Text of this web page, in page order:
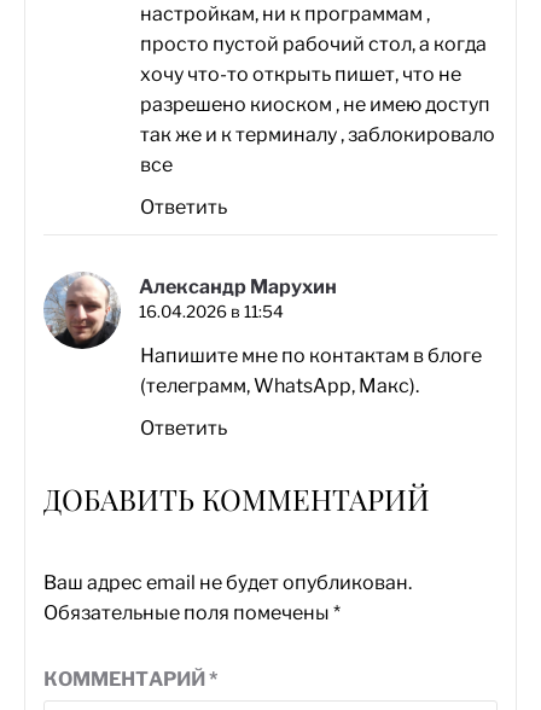
настройкам, ни к программам ,
просто пустой рабочий стол, а когда
хочу что-то открыть пишет, что не
разрешено киоском , не имею доступ
так же и к терминалу , заблокировало
все
Ответить
Александр Марухин
16.04.2026 в 11:54
Напишите мне по контактам в блоге
(телеграмм, WhatsApp, Макс).
Ответить
ДОБАВИТЬ КОММЕНТАРИЙ
Ваш адрес email не будет опубликован.
Обязательные поля помечены *
КОММЕНТАРИЙ*